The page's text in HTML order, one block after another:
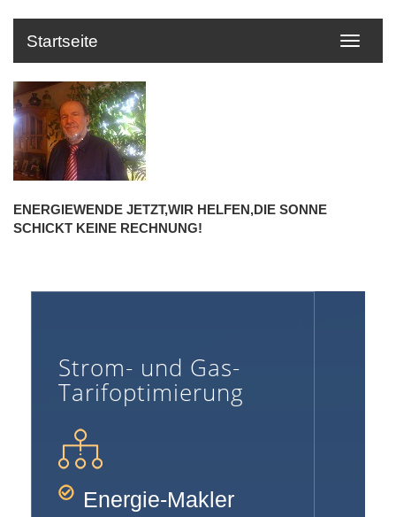
Startseite
ENERGIEWENDE JETZT,WIR HELFEN,DIE SONNE
SCHICKT KEINE RECHNUNG!
Strom- und Gas-
Tarifoptimierung
Energie-Makler